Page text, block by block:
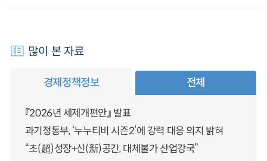
많이 본 자료
경제정책정보 전체
『2026년 세제개편안』 발표
과기정통부, ‘누누티비 시즌2’에 강력 대응 의지 밝혀
“초(超)성장+신(新)공간, 대체불가 산업강국”